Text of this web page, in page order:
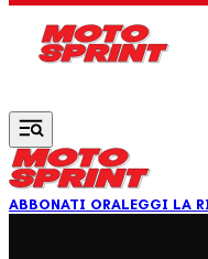
ABBONATI ORALEGGI LA